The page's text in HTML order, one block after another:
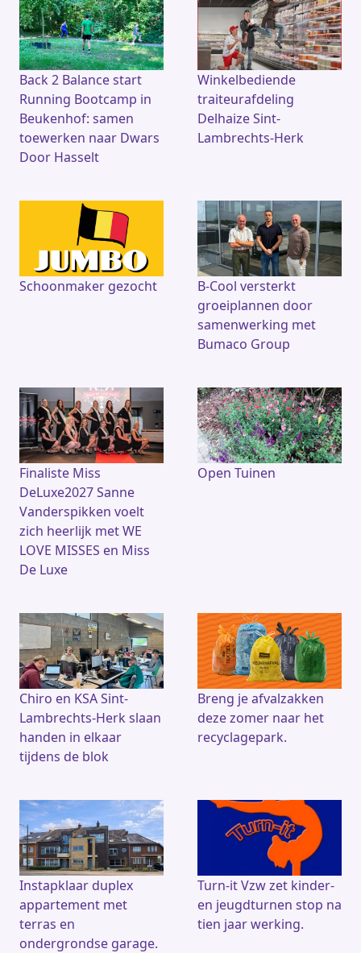
Back 2 Balance start
Running Bootcamp in
Beukenhof: samen
toewerken naar Dwars
Door Hasselt
Winkelbediende
traiteurafdeling
Delhaize Sint-
Lambrechts-Herk
Schoonmaker gezocht
B-Cool versterkt
groeiplannen door
samenwerking met
Bumaco Group
Finaliste Miss
DeLuxe2027 Sanne
Vanderspikken voelt
zich heerlijk met WE
LOVE MISSES en Miss
De Luxe
Open Tuinen
Chiro en KSA Sint-
Lambrechts-Herk slaan
handen in elkaar
tijdens de blok
Breng je afvalzakken
deze zomer naar het
recyclagepark.
Instapklaar duplex
appartement met
terras en
ondergrondse garage.
Turn-it Vzw zet kinder-
en jeugdturnen stop na
tien jaar werking.